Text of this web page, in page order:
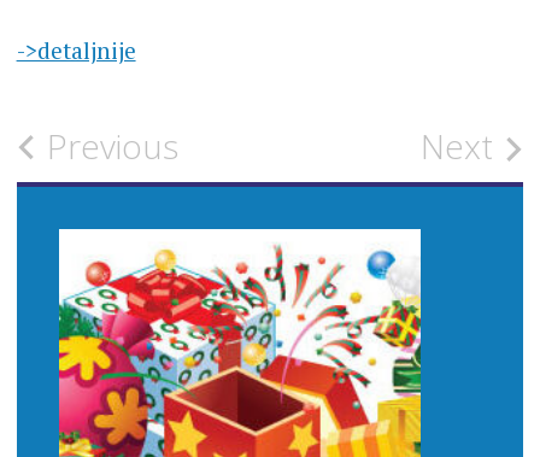
->detaljnije
Post
navigation
Previous Next